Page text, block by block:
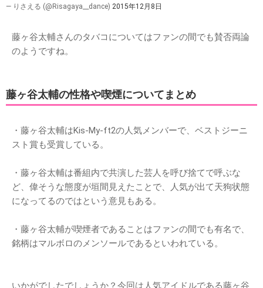
— りさえる (@Risagaya__dance) 2015年12月8日
藤ヶ谷太輔さんのタバコについてはファンの間でも賛否両論
のようですね。
藤ヶ谷太輔の性格や喫煙についてまとめ
・藤ヶ谷太輔はKis-My-ft2の人気メンバーで、ベストジーニ
スト賞も受賞している。
・藤ヶ谷太輔は番組内で共演した芸人を呼び捨てで呼ぶな
ど、偉そうな態度が垣間見えたことで、人気が出て天狗状態
になってるのではという意見もある。
・藤ヶ谷太輔が喫煙者であることはファンの間でも有名で、
銘柄はマルボロのメンソールであるといわれている。
いかがでしたでしょうか？今回は人気アイドルである藤ヶ谷